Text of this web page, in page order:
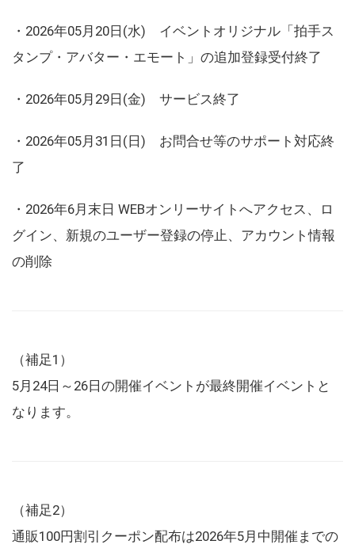
・2026年05月20日(水) イベントオリジナル「拍手ス
タンプ・アバター・エモート」の追加登録受付終了
・2026年05月29日(金) サービス終了
・2026年05月31日(日) お問合せ等のサポート対応終
了
・2026年6月末日 WEBオンリーサイトへアクセス、ロ
グイン、新規のユーザー登録の停止、アカウント情報
の削除
（補足1）
5月24日～26日の開催イベントが最終開催イベントと
なります。
（補足2）
通販100円割引クーポン配布は2026年5月中開催までの